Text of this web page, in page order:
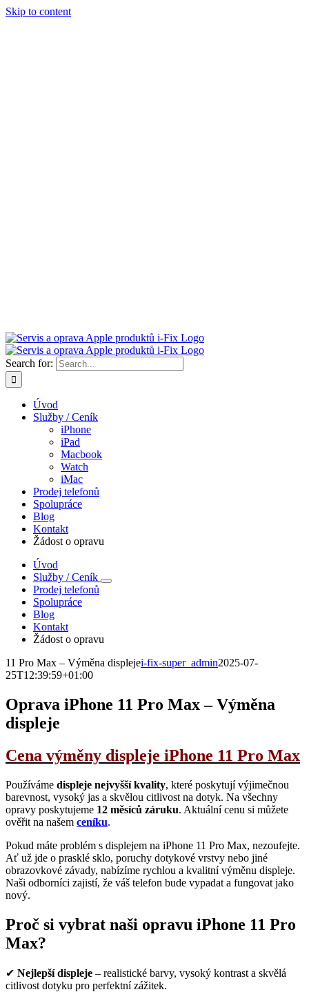
Skip to content
Search for:
Úvod
Služby / Ceník
iPhone
iPad
Macbook
Watch
iMac
Prodej telefonů
Spolupráce
Blog
Kontakt
Žádost o opravu
Úvod
Služby / Ceník
Prodej telefonů
Spolupráce
Blog
Kontakt
Žádost o opravu
11 Pro Max – Výměna displejei-fix-super_admin2025-07-
25T12:39:59+01:00
Oprava iPhone 11 Pro Max – Výměna
displeje
Cena výměny displeje iPhone 11 Pro Max
Používáme displeje nejvyšší kvality, které poskytují výjimečnou
barevnost, vysoký jas a skvělou citlivost na dotyk. Na všechny
opravy poskytujeme 12 měsíců záruku. Aktuální cenu si můžete
ověřit na našem ceníku.
Pokud máte problém s displejem na iPhone 11 Pro Max, nezoufejte.
Ať už jde o prasklé sklo, poruchy dotykové vrstvy nebo jiné
obrazovkové závady, nabízíme rychlou a kvalitní výměnu displeje.
Naši odborníci zajistí, že váš telefon bude vypadat a fungovat jako
nový.
Proč si vybrat naši opravu iPhone 11 Pro
Max?
✔ Nejlepší displeje – realistické barvy, vysoký kontrast a skvělá
citlivost dotyku pro perfektní zážitek.